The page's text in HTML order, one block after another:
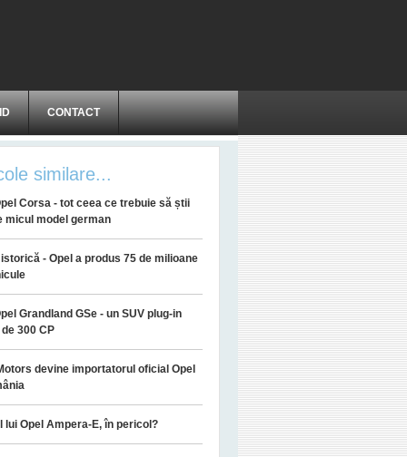
CONTACT
similare...
Corsa - tot ceea ce trebuie să știi
micul model german
- Opel a produs 75 de milioane
Grandland GSe - un SUV plug-in
300 CP
devine importatorul oficial Opel
lui Opel Ampera-E, în pericol?